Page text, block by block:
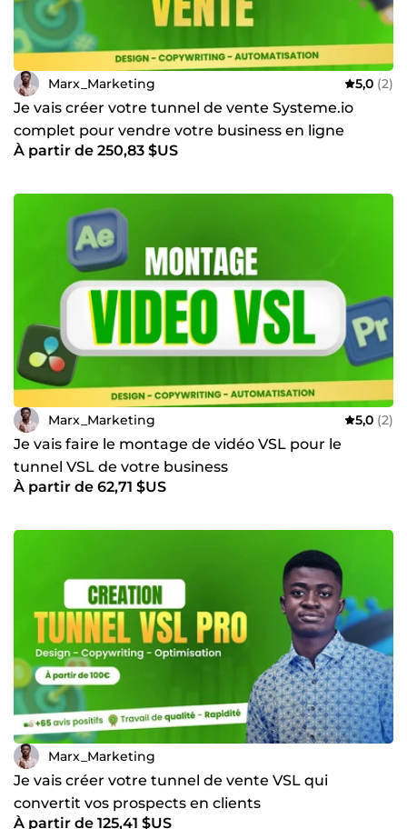
Marx_Marketing 5,0 (2)
Je vais créer votre tunnel de vente Systeme.io
complet pour vendre votre business en ligne
À partir de 250,83 $US
Marx_Marketing 5,0 (2)
Je vais faire le montage de vidéo VSL pour le
tunnel VSL de votre business
À partir de 62,71 $US
Marx_Marketing
Je vais créer votre tunnel de vente VSL qui
convertit vos prospects en clients
À partir de 125,41 $US